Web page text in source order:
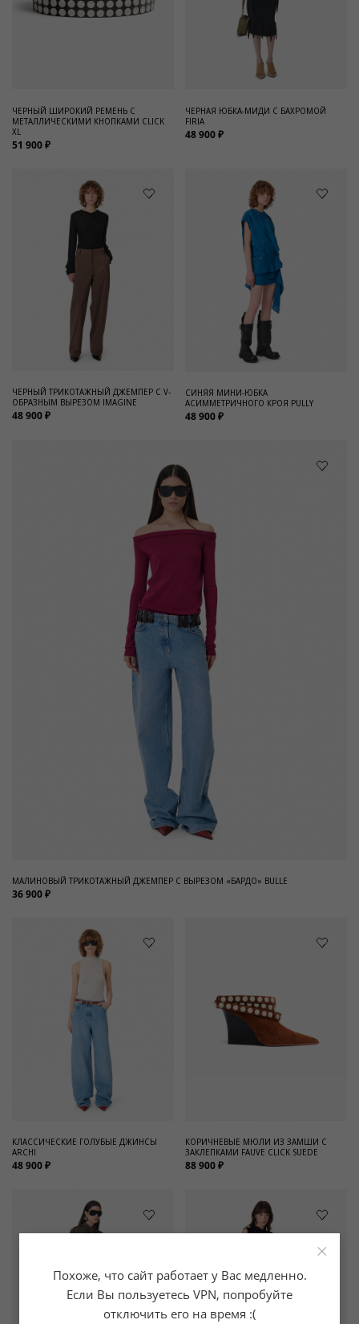
ЧЕРНЫЙ ШИРОКИЙ РЕМЕНЬ С
МЕТАЛЛИЧЕСКИМИ КНОПКАМИ CLICK
XL
51 900 ₽
ЧЕРНАЯ ЮБКА-МИДИ С БАХРОМОЙ
FIRIA
48 900 ₽
ЧЕРНЫЙ ТРИКОТАЖНЫЙ ДЖЕМПЕР С V-
ОБРАЗНЫМ ВЫРЕЗОМ IMAGINE
48 900 ₽
СИНЯЯ МИНИ-ЮБКА
АСИММЕТРИЧНОГО КРОЯ PULLY
48 900 ₽
МАЛИНОВЫЙ ТРИКОТАЖНЫЙ ДЖЕМПЕР С ВЫРЕЗОМ «БАРДО» BULLE
36 900 ₽
КЛАССИЧЕСКИЕ ГОЛУБЫЕ ДЖИНСЫ
ARCHI
48 900 ₽
КОРИЧНЕВЫЕ МЮЛИ ИЗ ЗАМШИ С
ЗАКЛЕПКАМИ FAUVE CLICK SUEDE
88 900 ₽
×
Похоже, что сайт работает у Вас медленно.
Если Вы пользуетесь VPN, попробуйте
отключить его на время :(